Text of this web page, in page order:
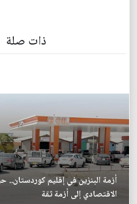
ذات صلة
أزمة البنزين في إقليم كوردستان..
الاقتصادي إلى أزمة ثقة